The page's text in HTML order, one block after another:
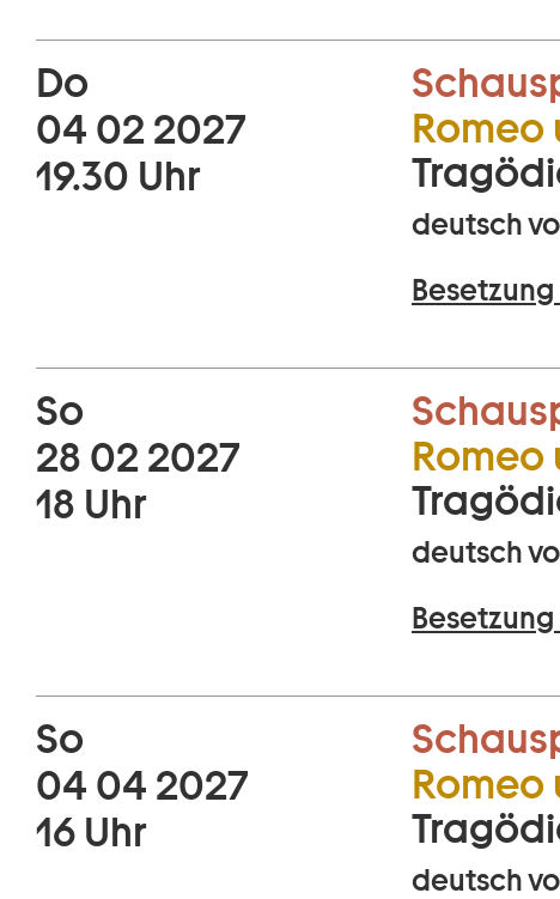
Do
04 02 2027
19.30 Uhr
Romeo
deutsch
So
28 02 2027
18 Uhr
Romeo
deutsch
So
04 04 2027
16 Uhr
Romeo
deutsch